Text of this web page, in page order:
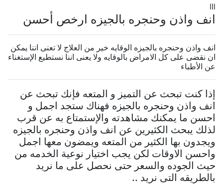
انف واذن وحنجره بالجيزه ارخص أحسن
انف واذن وحنجره بالجيزه الوقايه خير من العلاج لا تعنى اننا يمكن
ان نقضى على كل الامراض بالوقايه ولا يعنى اننا نستطيع الإستغناء
عن الأطباء
إذا كنت تبحث عن التميز و المتعه فإنك تبحث عن
انف واذن وحنجره بالجيزه فهناك ستجد اجمل و
احسن ما يمكنك مشاهدته والإستمتاع به عن قرب
لذلك يبحث الكثيرين عن انف واذن وحنجره بالجيزه
ويجدون بها الكثير من المتعه ويمضون معها اجمل
واحسن الاوقات لكن يجب اختيار نوعية الخدمه من
حيث الجوده والسعر حتى نحصل على ما نريد
بالطريقه التى نريد ..